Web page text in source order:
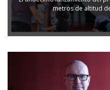
metros de altitud